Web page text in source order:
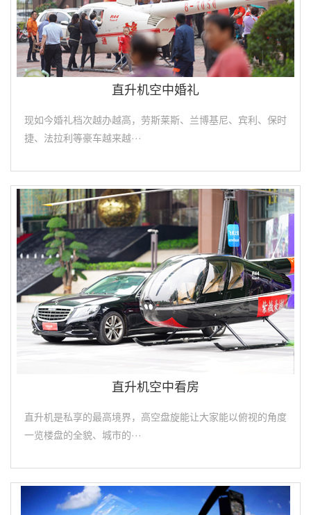
直升机空中婚礼
现如今婚礼档次越办越高，劳斯莱斯、兰博基尼、宾利、保时
捷、法拉利等豪车越来越···
直升机空中看房
直升机是私享的最高境界，高空盘旋能让大家能以俯视的角度
一览楼盘的全貌、城市的···